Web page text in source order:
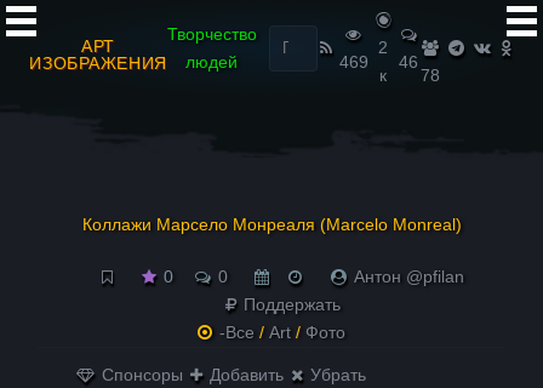
АРТ
ИЗОБРАЖЕНИЯ
Творчество
людей
Найти:
469
2
к
46
78
Коллажи Марсело Монреаля (Marcelo Monreal)
0 0
Антон @pfilan
Поддержать
-Все / Art / Фото
Спонсоры Добавить Убрать